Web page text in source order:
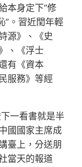
本身定下“修
”。習近閏年輕
源》、《史
、《浮士
有《資本
服務》等經
一看書就是半
國國家主席成
臺上，分送朋
當天的報道